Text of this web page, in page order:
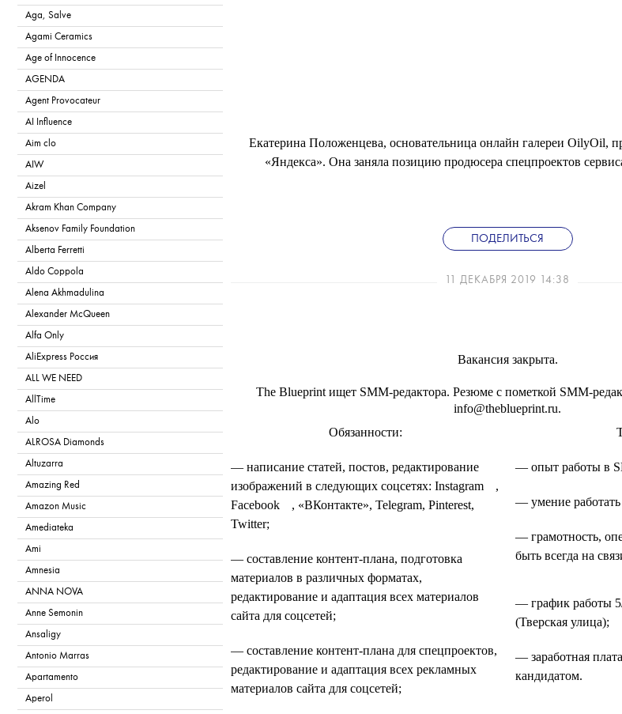
Aga, Salve
Agami Ceramics
Age of Innocence
AGENDA
Agent Provocateur
AI Influence
Aim clo
AIW
Aizel
Akram Khan Company
Aksenov Family Foundation
Alberta Ferretti
Aldo Coppola
Alena Akhmadulina
Alexander McQueen
Alfa Only
AliExpress Россия
ALL WE NEED
AllTime
Alo
ALROSA Diamonds
Altuzarra
Amazing Red
Amazon Music
Amediateka
Ami
Amnesia
ANNA NOVA
Anne Semonin
Ansaligy
Antonio Marras
Apartamento
Aperol
Екатерина Положенцева, основательница онлайн галереи OilyOil,
«Яндекса». Она заняла позицию продюсера спецпроектов
ПОДЕЛИТЬСЯ
11 ДЕКАБРЯ 2019 14:38
Вакансия закрыта.
The Blueprint ищет SMM-редактора. Резюме с пометкой SMM-
info@theblueprint.ru.
Обязанности:
— написание статей, постов, редактирование
изображений в следующих соцсетях: Instagram
,
Facebook
, «ВКонтакте», Telegram, Pinterest,
Twitter;
— составление контент-плана, подготовка
материалов в различных форматах,
редактирование и адаптация всех материалов
сайта для соцсетей;
— составление контент-плана для спецпроектов,
редактирование и адаптация всех рекламных
материалов сайта для соцсетей;
— опыт работы в
— умение работать
— грамотность,
быть всегда на
— график работы
(Тверская улица);
— заработная
кандидатом.